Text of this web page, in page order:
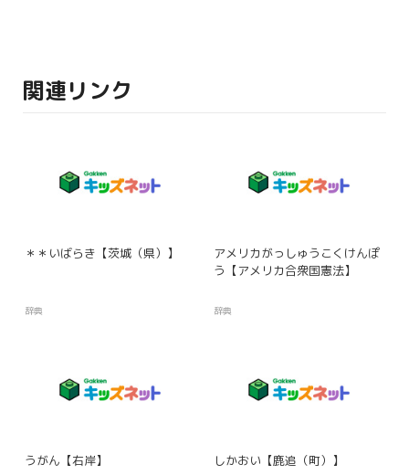
関連リンク
＊＊いばらき【茨城（県）】
辞典
アメリカがっしゅうこくけんぽ
う【アメリカ合衆国憲法】
辞典
うがん【右岸】 しかおい【鹿追（町）】